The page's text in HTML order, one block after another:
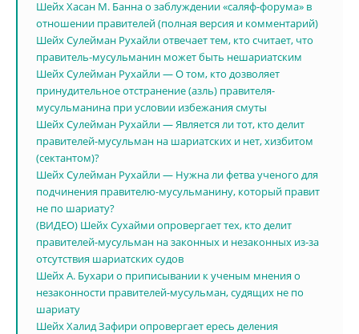
Шейх Хасан М. Банна о заблуждении «саляф-форума» в
отношении правителей (полная версия и комментарий)
Шейх Сулейман Рухайли отвечает тем, кто считает, что
правитель-мусульманин может быть нешариатским
Шейх Сулейман Рухайли — О том, кто дозволяет
принудительное отстранение (азль) правителя-
мусульманина при условии избежания смуты
Шейх Сулейман Рухайли — Является ли тот, кто делит
правителей-мусульман на шариатских и нет, хизбитом
(сектантом)?
Шейх Сулейман Рухайли — Нужна ли фетва ученого для
подчинения правителю-мусульманину, который правит
не по шариату?
(ВИДЕО) Шейх Сухайми опровергает тех, кто делит
правителей-мусульман на законных и незаконных из-за
отсутствия шариатских судов
Шейх А. Бухари о приписывании к ученым мнения о
незаконности правителей-мусульман, судящих не по
шариату
Шейх Халид Зафири опровергает ересь деления